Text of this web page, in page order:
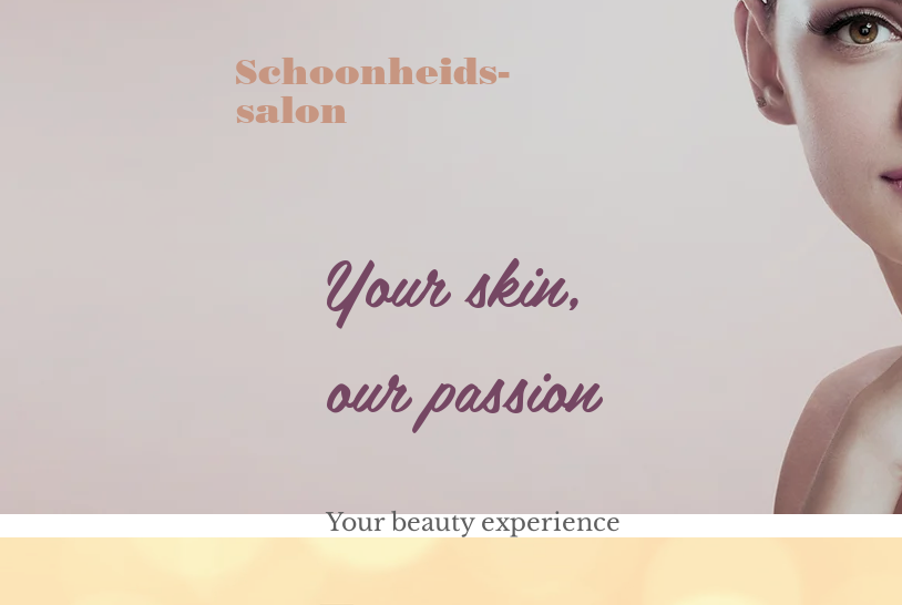
Schoonheids-
salon
Your skin,
our passion
Your beauty experience